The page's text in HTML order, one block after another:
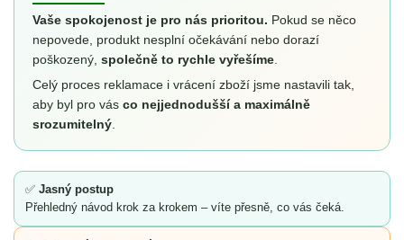
Vaše spokojenost je pro nás prioritou. Pokud se něco
nepovede, produkt nesplní očekávání nebo dorazí
poškozený, společně to rychle vyřešíme
Celý proces reklamace i vrácení zboží jsme nastavili tak,
aby byl pro vás co nejjednodušší a maximálně
srozumitelný
✅ Jasný postup
Přehledný návod krok za krokem – víte přesně, co vás čeká.